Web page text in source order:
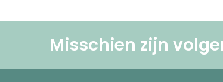
Misschien zijn